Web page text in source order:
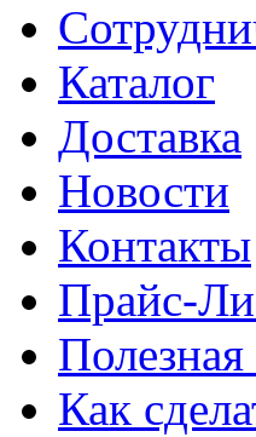
Каталог
Доставка
Новости
Контакты
Прайс-
Как